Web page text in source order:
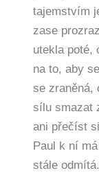
tajemstvím
zase
utekla poté,
na to, aby
se zraněná,
sílu smazat
ani přečíst
Paul k ní
stále